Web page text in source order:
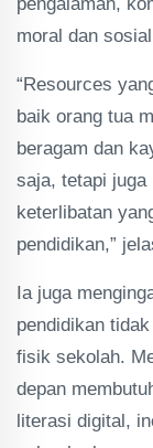
moral dan
“Resources
baik orang tua
beragam dan
saja, tetapi juga
keterlibatan
pendidikan,”
Ia juga
pendidikan
fisik sekolah.
depan
literasi digital,